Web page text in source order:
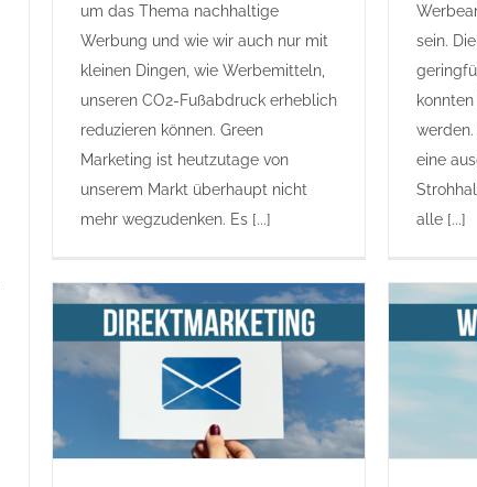
um das Thema nachhaltige
Werbung und wie wir auch nur mit
kleinen Dingen, wie Werbemitteln,
unseren CO2-Fußabdruck erheblich
reduzieren können. Green
Marketing ist heutzutage von
unserem Markt überhaupt nicht
mehr wegzudenken. Es [...]
sein.
eine
alle [...]